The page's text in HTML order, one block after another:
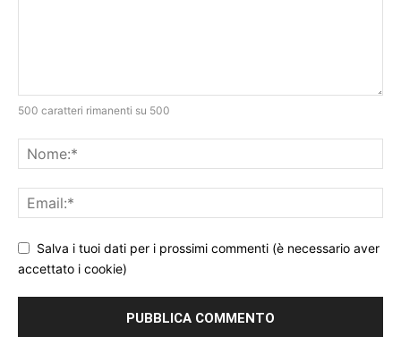
500 caratteri rimanenti su 500
Salva i tuoi dati per i prossimi commenti (è necessario aver
accettato i cookie)